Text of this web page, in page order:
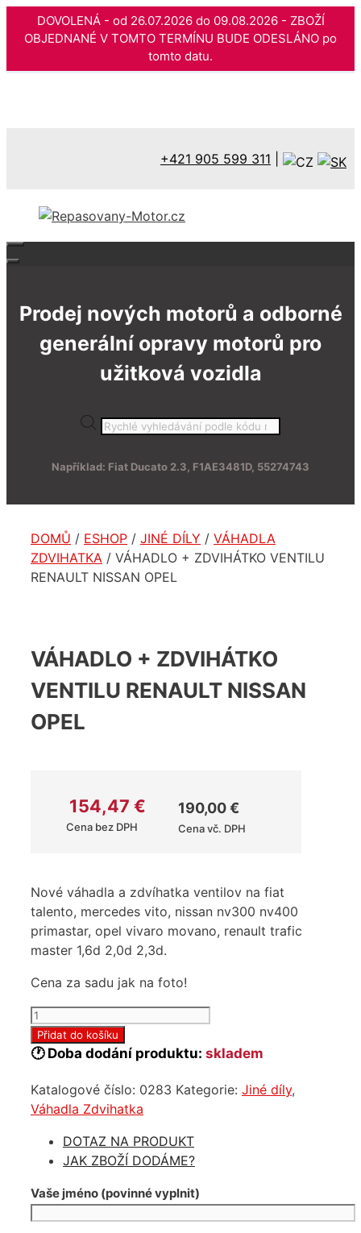
DOVOLENÁ - od 26.07.2026 do 09.08.2026 - ZBOŽÍ
OBJEDNANÉ V TOMTO TERMÍNU BUDE ODESLÁNO po
tomto datu.
+421 905 599 311
Prodej nových motorů a odborné
generální opravy motorů pro
užitková vozidla
Products
Například: Fiat Ducato 2.3, F1AE3481D, 55274743
DOMŮ / ESHOP / JINÉ DÍLY / VÁHADLA
ZDVIHATKA / VÁHADLO + ZDVIHÁTKO VENTILU
RENAULT NISSAN OPEL
VÁHADLO + ZDVIHÁTKO
VENTILU RENAULT NISSAN
OPEL
154,47 €
Cena bez DPH
190,00€
Cena vč. DPH
Nové váhadla a zdvíhatka ventilov na fiat
talento, mercedes vito, nissan nv300 nv400
primastar, opel vivaro movano, renault trafic
master 1,6d 2,0d 2,3d.
Cena za sadu jak na foto!
Váhadlo
+
Zdvihátko
Renault
Nissan
množství
Přidat do košíku
🕐 Doba dodání produktu: skladem
Katalogové číslo: 0283 Kategorie: Jiné díly,
Váhadla Zdvihatka
DOTAZ NA PRODUKT
JAK ZBOŽÍ DODÁME?
Vaše jméno (povinné vyplnit)